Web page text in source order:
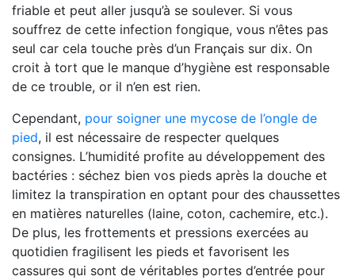
friable et peut aller jusqu’à se soulever. Si vous
souffrez de cette infection fongique, vous n’êtes pas
seul car cela touche près d’un Français sur dix. On
croit à tort que le manque d’hygiène est responsable
de ce trouble, or il n’en est rien.
Cependant, pour soigner une mycose de l’ongle de
pied, il est nécessaire de respecter quelques
consignes. L’humidité profite au développement des
bactéries : séchez bien vos pieds après la douche et
limitez la transpiration en optant pour des chaussettes
en matières naturelles (laine, coton, cachemire, etc.).
De plus, les frottements et pressions exercées au
quotidien fragilisent les pieds et favorisent les
cassures qui sont de véritables portes d’entrée pour